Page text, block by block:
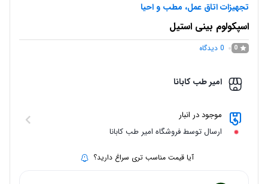
تجهیزات اتاق عمل، مطب و احیا
اسپکولوم بینی استیل
0
0 دیدگاه
امیر طب کابانا
موجود در انبار
ارسال توسط فروشگاه امیر طب کابانا
آیا قیمت مناسب تری سراغ دارید؟